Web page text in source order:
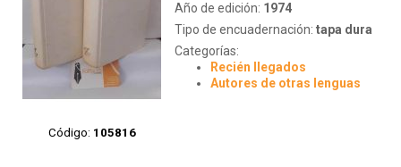
Código: 105816
Año de edición: 1974
Tipo de encuadernación: tapa dura
Categorías:
Recién llegados
Autores de otras lenguas